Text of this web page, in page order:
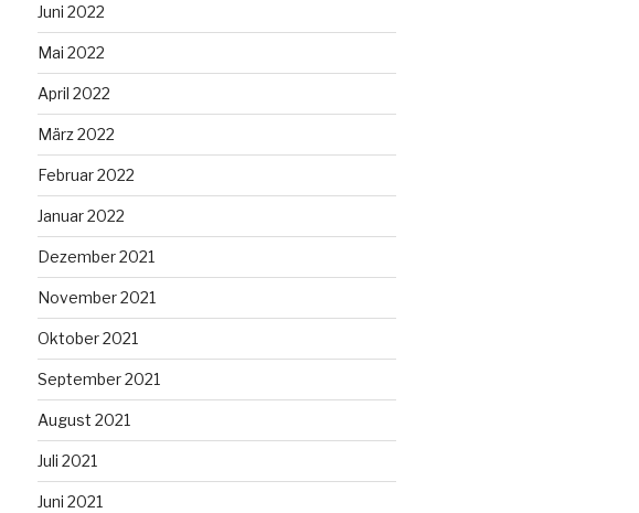
Juni 2022
Mai 2022
April 2022
März 2022
Februar 2022
Januar 2022
Dezember 2021
November 2021
Oktober 2021
September 2021
August 2021
Juli 2021
Juni 2021